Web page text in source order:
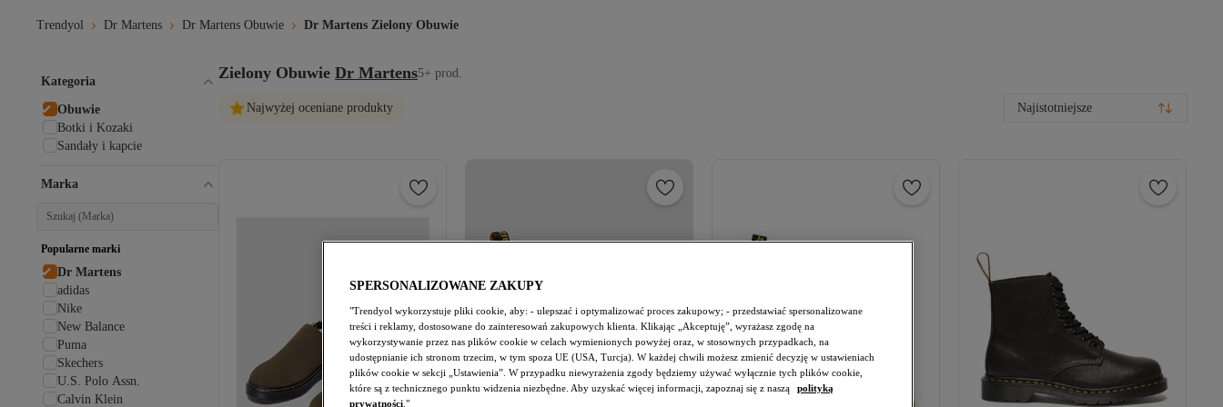
Trendyol Dr Martens Dr Martens Obuwie Dr Martens Zielony Obuwie
Zielony Obuwie Dr Martens5+ prod.
Najwyżej oceniane produkty Najistotniejsze
Kategoria
Obuwie
Botki i Kozaki
Sandały i kapcie
Marka
Popularne marki
Dr Martens
adidas
Nike
New Balance
Puma
Skechers
U.S. Polo Assn.
Calvin Klein
SPERSONALIZOWANE ZAKUPY
"Trendyol wykorzystuje pliki cookie, aby: - ulepszać i optymalizować proces zakupowy; - przedstawiać spersonalizowane
treści i reklamy, dostosowane do zainteresowań zakupowych klienta. Klikając „Akceptuję”, wyrażasz zgodę na
wykorzystywanie przez nas plików cookie w celach wymienionych powyżej oraz, w stosownych przypadkach, na
udostępnianie ich stronom trzecim, w tym spoza UE (USA, Turcja). W każdej chwili możesz zmienić decyzję w ustawieniach
plików cookie w sekcji „Ustawienia”. W przypadku niewyrażenia zgody będziemy używać wyłącznie tych plików cookie,
które są z technicznego punktu widzenia niezbędne. Aby uzyskać więcej informacji, zapoznaj się z naszą
polityką
prywatności ."